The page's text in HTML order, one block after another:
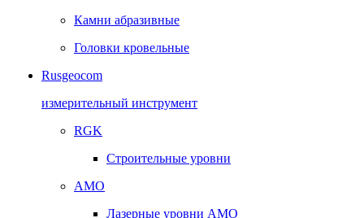
Камни абразивные
Головки кровельные
Rusgeocom
измерительный инструмент
RGK
Строительные уровни
AMO
Лазерные уровни AMO